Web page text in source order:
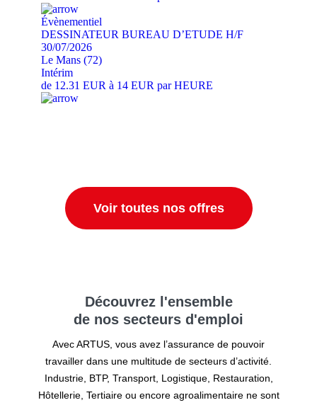
Évènementiel
DESSINATEUR BUREAU D’ETUDE H/F
30/07/2026
Le Mans (72)
Intérim
de 12.31 EUR à 14 EUR par HEURE
Voir toutes nos offres
Découvrez l'ensemble
de nos secteurs d'emploi
Avec ARTUS, vous avez l’assurance de pouvoir
travailler dans une multitude de secteurs d’activité.
Industrie, BTP, Transport, Logistique, Restauration,
Hôtellerie, Tertiaire ou encore agroalimentaire ne sont